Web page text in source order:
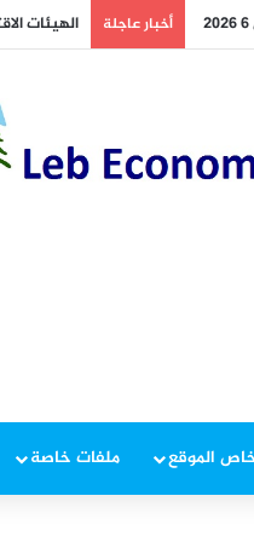
أخبار عاجلة
الموقع ملفات خاصة